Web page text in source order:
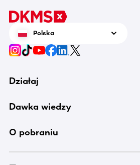
Polska
Działaj
Dawka wiedzy
O pobraniu